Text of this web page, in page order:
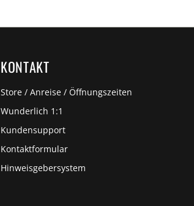
KONTAKT
Store / Anreise / Öffnungszeiten
Wunderlich 1:1
Kundensupport
Kontaktformular
Hinweisgebersystem